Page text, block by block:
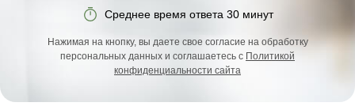
Среднее время ответа 30 минут
Нажимая на кнопку, вы даете свое согласие на обработку
персональных данных и соглашаетесь с Политикой
конфиденциальности сайта